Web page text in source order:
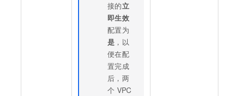
接的立
即生效
配置为
是 ，以
便在配
置完成
后，两
个 VPC